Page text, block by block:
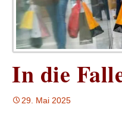
In die
29. Mai 2025